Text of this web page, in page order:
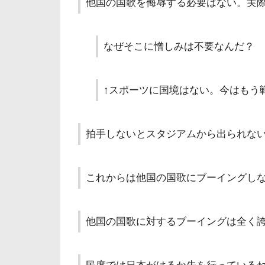
他国の国歌を侮辱する必要はない。実
なぜそこに憎しみは不要なんだ？
↑スポーツに国境はない。今はもう
拍手しないとスタジアムから出られな
これからは他国の国歌にブーイングし
他国の国歌に対するブーイングは全く